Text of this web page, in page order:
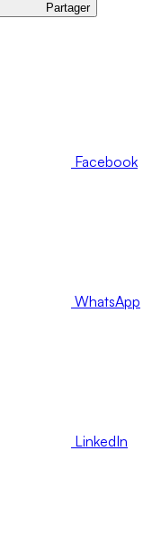
Partager
Facebook
WhatsApp
LinkedIn